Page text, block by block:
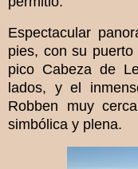
Espectacular
pies, con su
pico Cabeza de
lados, y el
Robben muy
simbólica y plena.